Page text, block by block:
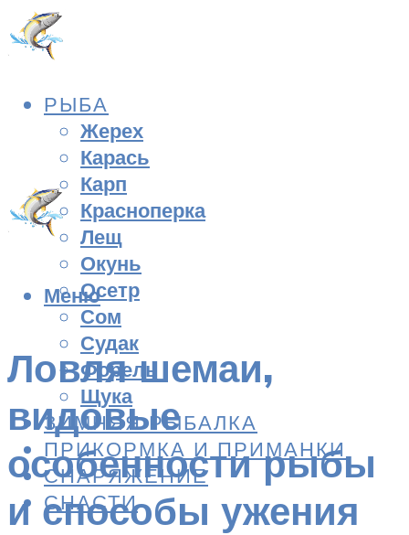
РЫБА
Жерех
Карась
Карп
Красноперка
Лещ
Окунь
Осетр
Сом
Судак
Форель
Щука
ЗИМНЯЯ РЫБАЛКА
ПРИКОРМКА И ПРИМАНКИ
СНАРЯЖЕНИЕ
СНАСТИ
Меню
Ловля шемаи,
видовые
особенности рыбы
и способы ужения